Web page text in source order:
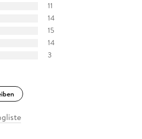
zur Literatur nach 1945 und
11
14
15
14
3